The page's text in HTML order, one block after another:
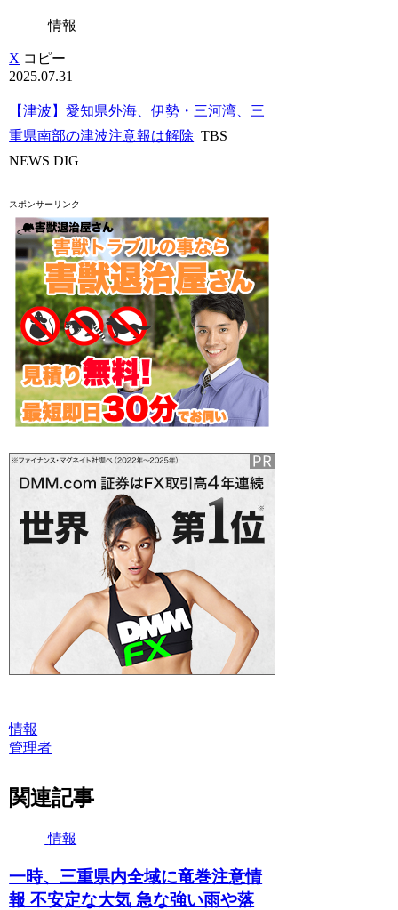
情報
X コピー
2025.07.31
【津波】愛知県外海、伊勢・三河湾、三
重県南部の津波注意報は解除 TBS
NEWS DIG
スポンサーリンク
情報
管理者
関連記事
情報
一時、三重県内全域に竜巻注意情
報 不安定な大気 急な強い雨や落